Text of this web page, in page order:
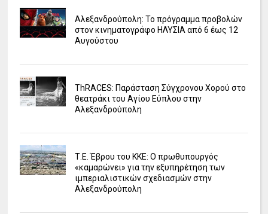
Αλεξανδρούπολη: Το πρόγραμμα προβολών
στον κινηματογράφο ΗΛΥΣΙΑ από 6 έως 12
Αυγούστου
ΤhRACES: Παράσταση Σύγχρονου Χορού στο
θεατράκι του Αγίου Εύπλου στην
Αλεξανδρούπολη
Τ.Ε. Έβρου του ΚΚΕ: Ο πρωθυπουργός
«καμαρώνει» για την εξυπηρέτηση των
ιμπεριαλιστικών σχεδιασμών στην
Αλεξανδρούπολη